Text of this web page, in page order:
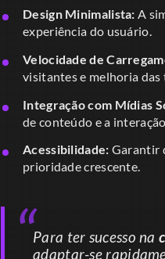
Design Minimalista: A
experiência do usuário.
Velocidade de
visitantes e melhoria das
Integração com Mídias
de conteúdo e a
Acessibilidade: Garantir
prioridade crescente.
Para ter sucesso na
adaptar-se